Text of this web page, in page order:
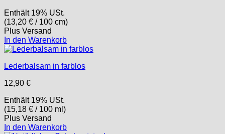
Enthält 19% USt.
(13,20 € / 100 cm)
Plus Versand
In den Warenkorb
Lederbalsam in farblos
12,90 €
Enthält 19% USt.
(15,18 € / 100 ml)
Plus Versand
In den Warenkorb